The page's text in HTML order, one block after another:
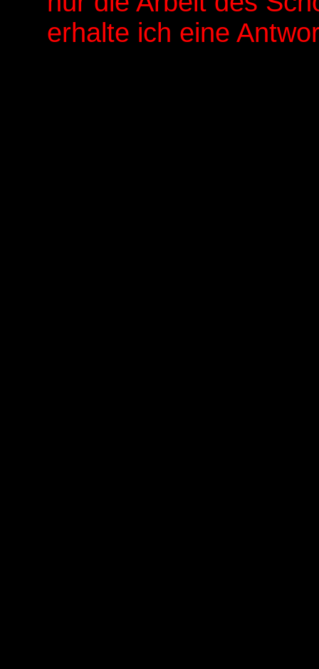
erhalte ich eine